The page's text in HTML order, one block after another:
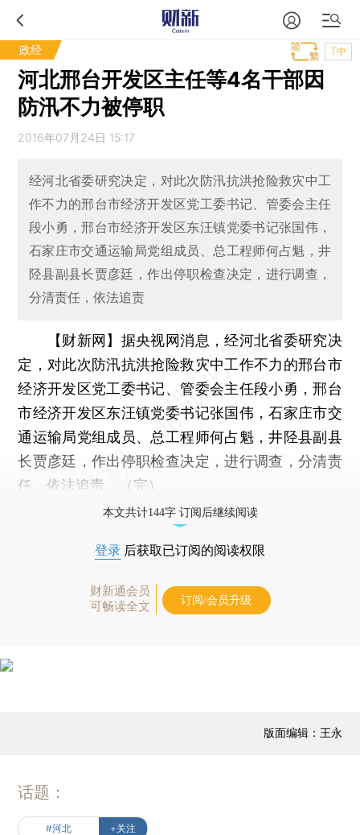
政经 T中
河北邢台开发区主任等4名干部因
防汛不力被停职
2016年07月24日 15:17
经河北省委研究决定，对此次防汛抗洪抢险救灾中工
作不力的邢台市经济开发区党工委书记、管委会主任
段小勇，邢台市经济开发区东汪镇党委书记张国伟，
石家庄市交通运输局党组成员、总工程师何占魁，井
陉县副县长贾彦廷，作出停职检查决定，进行调查，
分清责任，依法追责
【财新网】 据央视网消息，经河北省委研究决
定，对此次防汛抗洪抢险救灾中工作不力的邢台市
经济开发区党工委书记、管委会主任段小勇，邢台
市经济开发区东汪镇党委书记张国伟，石家庄市交
通运输局党组成员、总工程师何占魁，井陉县副县
长贾彦廷，作出停职检查决定，进行调查，分清责
任，依法追责。（完）
本文共计144字 订阅后继续阅读
登录 后获取已订阅的阅读权限
财新通会员
可畅读全文
订阅/会员升级
版面编辑：王永
话题：
#河北 +关注